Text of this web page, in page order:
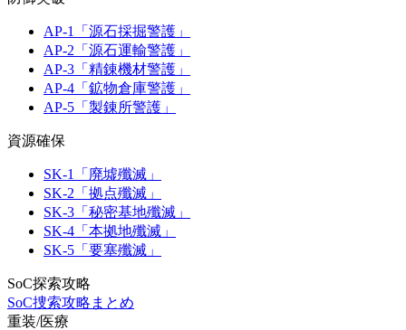
AP-1「源石採掘警護」
AP-2「源石運輸警護」
AP-3「精錬機材警護」
AP-4「鉱物倉庫警護」
AP-5「製錬所警護」
資源確保
SK-1「廃墟殲滅」
SK-2「拠点殲滅」
SK-3「秘密基地殲滅」
SK-4「本拠地殲滅」
SK-5「要塞殲滅」
SoC探索攻略
SoC捜索攻略まとめ
重装/医療